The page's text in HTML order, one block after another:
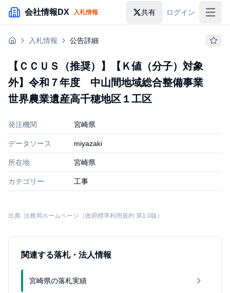
メインコンテンツにスキップ
会社情報DX 入札情報 共有 ログイン
入札情報
助成金・補助金
企業検索
入札情報 公告詳細
【ＣＣＵＳ（推奨）】【Ｋ値（分子）対象
外】令和７年度 中山間地域総合整備事業
世界農業遺産高千穂地区１工区
発注機関 宮崎県
データソース miyazaki
所在地 宮崎県
カテゴリー 工事
出典: 法務局ホームページ（政府標準利用規約 第1.0版）
関連する落札・法人情報
宮崎県の落札実績